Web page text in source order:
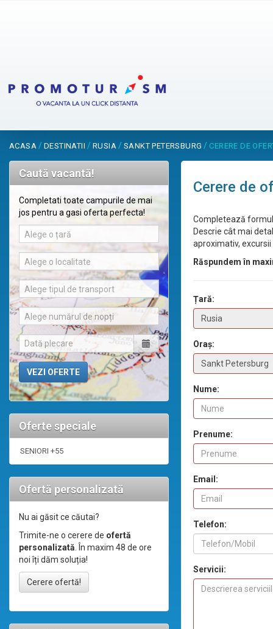
ACASA / DESTINATII / RUSIA / SANKT PETERSBURG / CERERE DE
Caută vacantă!
Completati toate campurile de mai
jos pentru a gasi oferta perfecta!
Alege o țară
Alege o localitate
Alege tipul de transport
Alege numărul de nopți
Oferte speciale
SENIORI +55
Ofertă personalizată
Nu ai găsit ce căutai?
Trimite-ne o cerere de ofertă
personalizată. În maxim 48 de ore
noi îți dăm soluția!
Cerere ofertă!
Cerere de
Completează
Descrie cât mai
aproximativ,
Răspundem în
Țară:
Oraș:
Nume:
Prenume:
Email:
Telefon:
Servicii: